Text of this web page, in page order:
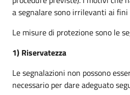
a segnalare sono irrilevanti ai
Le misure di protezione sono le
1) Riservatezza
Le segnalazioni non possono
necessario per dare adeguato